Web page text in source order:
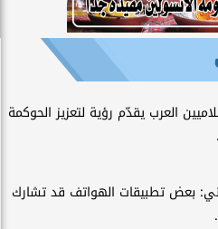
العرب يقدّم رؤية لتعزيز الحوكمة
بعض تطبيقات الهواتف قد تشارك